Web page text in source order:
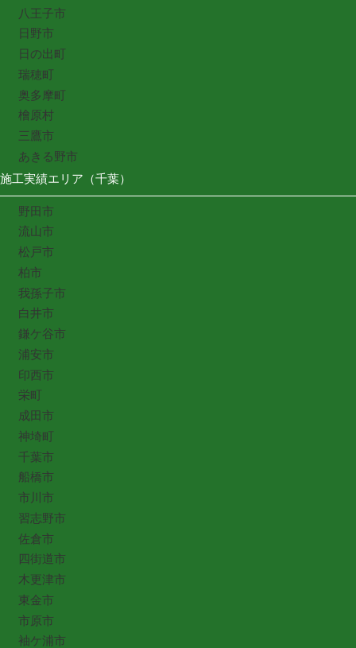
八王子市
日野市
日の出町
瑞穂町
奥多摩町
檜原村
三鷹市
あきる野市
施工実績エリア（千葉）
野田市
流山市
松戸市
柏市
我孫子市
白井市
鎌ケ谷市
浦安市
印西市
栄町
成田市
神埼町
千葉市
船橋市
市川市
習志野市
佐倉市
四街道市
木更津市
東金市
市原市
袖ケ浦市